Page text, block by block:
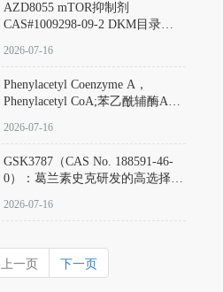
AZD8055 mTOR抑制剂
CAS#1009298-09-2 DKM目录号
激酶抑制剂的深度剖析
2026-07-16
Phenylacetyl Coenzyme A，
Phenylacetyl CoA;苯乙酰辅酶A
2026-07-16
GSK3787（CAS No. 188591-46-
0）：葛兰素史克研发的高选择
抗剂，被广泛视为研究PPARδ核
靶点药理机制的金标准化学探
针。
2026-07-16
上一页 下一页